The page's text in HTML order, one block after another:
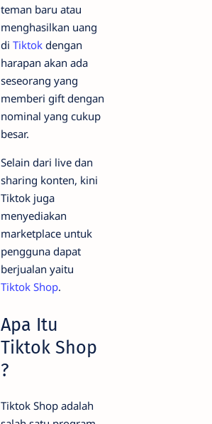
teman baru atau
menghasilkan uang
di Tiktok dengan
harapan akan ada
seseorang yang
memberi gift dengan
nominal yang cukup
besar.
Selain dari live dan
sharing konten, kini
Tiktok juga
menyediakan
marketplace untuk
pengguna dapat
berjualan yaitu
Tiktok Shop.
Apa Itu
Tiktok Shop
?
Tiktok Shop adalah